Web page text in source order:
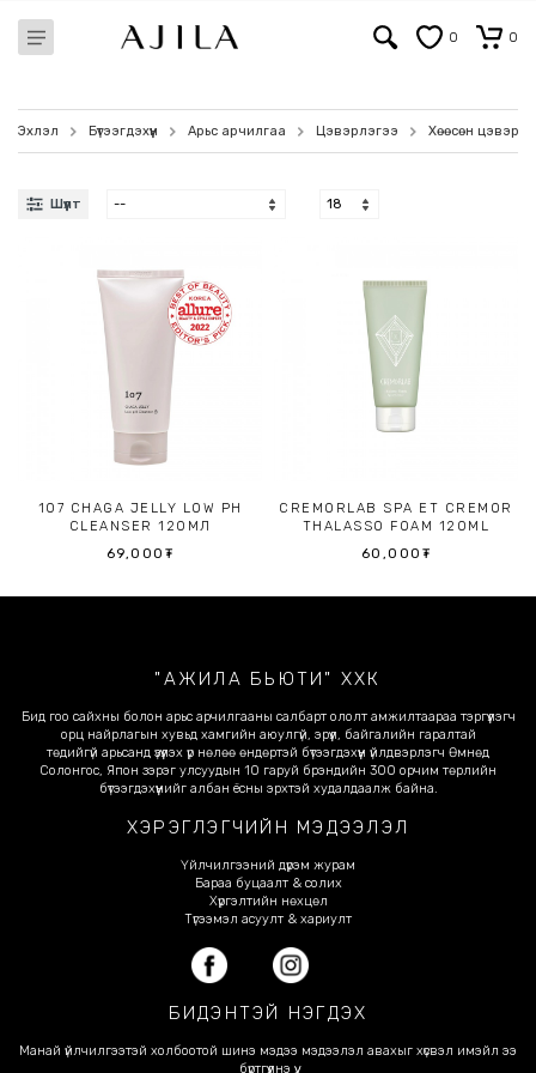
0 0
Эхлэл Бүтээгдэхүүн Арьс арчилгаа Цэвэрлэгээ Хөөсөн
Шүүлт
107 CHAGA JELLY LOW PH
CLEANSER 120МЛ
69,000₮
CREMORLAB SPA ET CREMOR
THALASSO FOAM 120ML
60,000₮
"АЖИЛА БЬЮТИ" ХХК
Бид гоо сайхны болон арьс арчилгааны салбарт ололт амжилтаараа тэргүүлэгч
орц найрлагын хувьд хамгийн аюулгүй, эрүүл, байгалийн гаралтай
төдийгүй арьсанд үзүүлэх үр нөлөө өндөртэй бүтээгдэхүүн үйлдвэрлэгч Өмнөд
Солонгос, Япон зэрэг улсуудын 10 гаруй брэндийн 300 орчим төрлийн
бүтээгдэхүүнийг албан ёсны эрхтэй худалдаалж байна.
ХЭРЭГЛЭГЧИЙН МЭДЭЭЛЭЛ
Үйлчилгээний дүрэм журам
Бараа буцаалт & солих
Хүргэлтийн нөхцөл
Түгээмэл асуулт & хариулт
БИДЭНТЭЙ НЭГДЭХ
Манай үйлчилгээтэй холбоотой шинэ мэдээ мэдээлэл авахыг хүсвэл имэйл ээ
бүртгүүлнэ үү.